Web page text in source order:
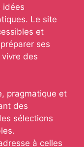
idées
Le site
et
ses
des
pragmatique et
des
sélections
à celles